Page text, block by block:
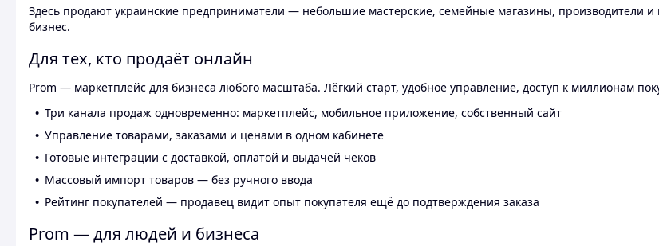
Здесь продают украинские предприниматели — небольшие мастерские, семейные магазины, производители
бизнес.
Для тех, кто продаёт онлайн
Prom — маркетплейс для бизнеса любого масштаба. Лёгкий старт, удобное управление, доступ к миллионам
Три канала продаж одновременно: маркетплейс, мобильное приложение, собственный сайт
Управление товарами, заказами и ценами в одном кабинете
Готовые интеграции с доставкой, оплатой и выдачей чеков
Массовый импорт товаров — без ручного ввода
Рейтинг покупателей — продавец видит опыт покупателя ещё до подтверждения заказа
Prom — для людей и бизнеса